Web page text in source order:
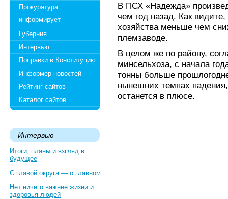
Прокуратура
информирует
Губерния
Интервью
Поправки в Конституцию
Информер новостей
Рейтинг сайтов
Каталог сайтов
Интервью
Итоги, планы и взгляд в
будущее
С главой округа — о главном
Нет ничего важнее жизни и
здоровья людей
В ПСХ «Надежда»
чем год назад. Как
хозяйства меньше чем
племзаводе.
В целом же по району,
минсельхоза, с начала
тонны больше
нынешних темпах
останется в плюсе.